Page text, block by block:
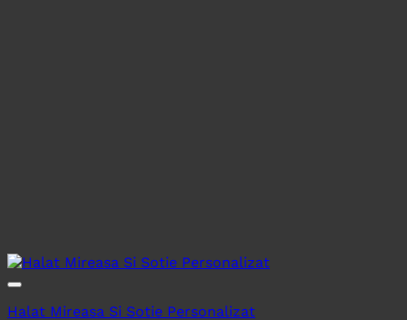
Halat Mireasa Si Sotie Personalizat